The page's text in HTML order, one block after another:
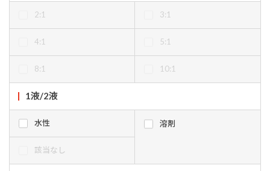
2:1 3:1
4:1 5:1
8:1 10:1
1液/2液
水性 溶剤
該当なし